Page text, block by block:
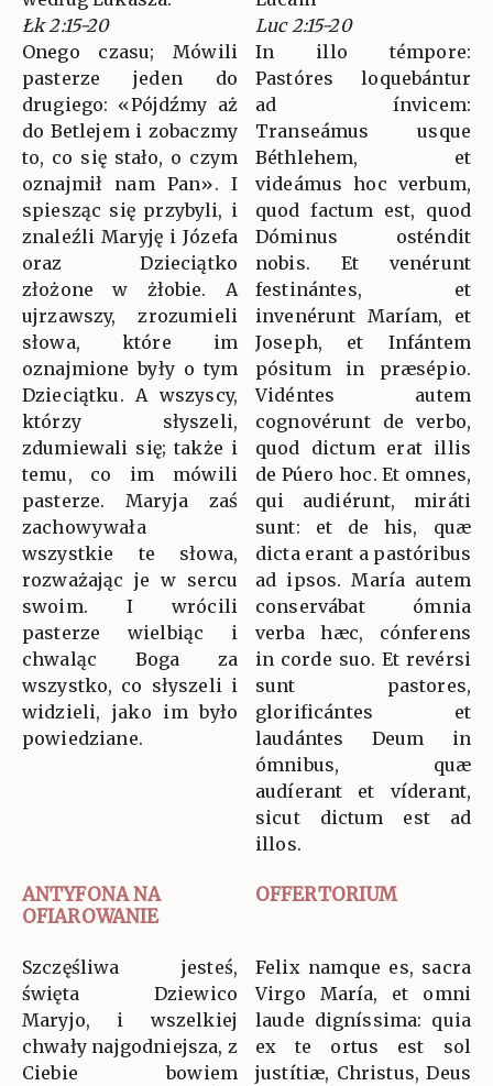
Łk 2:15-20
Onego czasu; Mówili
pasterze jeden do
drugiego: «Pójdźmy aż
do Betlejem i zobaczmy
to, co się stało, o czym
oznajmił nam Pan». I
spiesząc się przybyli, i
znaleźli Maryję i Józefa
oraz Dzieciątko
złożone w żłobie. A
ujrzawszy, zrozumieli
słowa, które im
oznajmione były o tym
Dzieciątku. A wszyscy,
którzy słyszeli,
zdumiewali się; także i
temu, co im mówili
pasterze. Maryja zaś
zachowywała
wszystkie te słowa,
rozważając je w sercu
swoim. I wrócili
pasterze wielbiąc i
chwaląc Boga za
wszystko, co słyszeli i
widzieli, jako im było
powiedziane.
Luc 2:15-20
In illo témpore:
Pastóres loquebántur
ad ínvicem:
Transeámus usque
Béthlehem, et
videámus hoc verbum,
quod factum est, quod
Dóminus osténdit
nobis. Et venérunt
festinántes, et
invenérunt Maríam, et
Joseph, et Infántem
pósitum in præsépio.
Vidéntes autem
cognovérunt de verbo,
quod dictum erat illis
de Púero hoc. Et omnes,
qui audiérunt, miráti
sunt: et de his, quæ
dicta erant a pastóribus
ad ipsos. María autem
conservábat ómnia
verba hæc, cónferens
in corde suo. Et revérsi
sunt pastores,
glorificántes et
laudántes Deum in
ómnibus, quæ
audíerant et víderant,
sicut dictum est ad
illos.
ANTYFONA NA
OFIAROWANIE
OFFERTORIUM
Szczęśliwa jesteś,
święta Dziewico
Maryjo, i wszelkiej
chwały najgodniejsza, z
Ciebie bowiem
Felix namque es, sacra
Virgo María, et omni
laude digníssima: quia
ex te ortus est sol
justítiæ, Christus, Deus